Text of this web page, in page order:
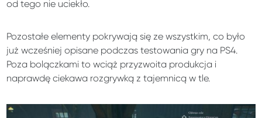
od tego nie uciekło.
Pozostałe elementy pokrywają się ze wszystkim, co było
już wcześniej opisane podczas testowania gry na PS4.
Poza bolączkami to wciąż przyzwoita produkcja i
naprawdę ciekawa rozgrywką z tajemnicą w tle.